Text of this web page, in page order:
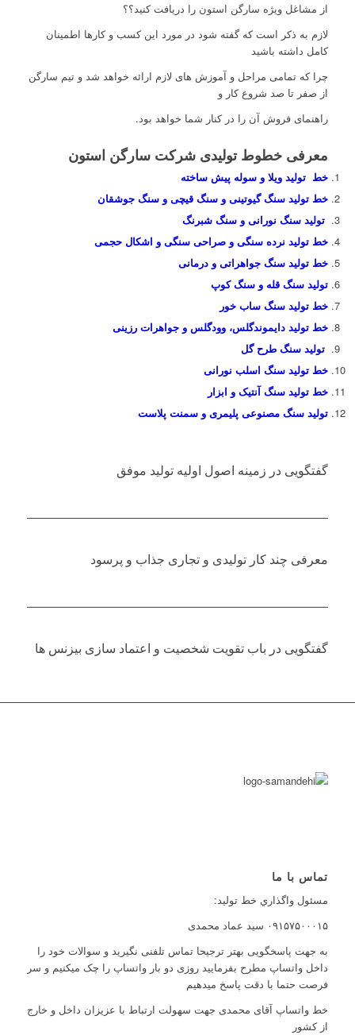
از مشاغل ویژه سارگن استون را دریافت کنید؟؟
لازم به ذکر است که گفته شود در مورد این کسب و کارها اطمینان
کامل داشته باشید
چرا که تمامی مراحل و آموزش های لازم ارائه خواهد شد و تیم سارگن
از صفر تا صد شروع کار و
راهنمای فروش آن را در کنار شما خواهد بود.
معرفی خطوط تولیدی شرکت سارگن استون
خط تولید ویلا و سوله پیش ساخته
خط تولید سنگ گیوتینی و سنگ قیچی و سنگ جوشقان
تولید سنگ نورانی و سنگ شبرنگ
خط تولید نرده سنگی و صراحی سنگی و اشکال حجمی
خط تولید سنگ جواهراتی و درمانی
تولید سنگ قله و سنگ کوپ
خط تولید سنگ ساب خور
خط تولید دایموندگلس، وودگلس و جواهرات رزینی
تولید سنگ طرح گل
خط تولید سنگ اسلب نورانی
خط تولید سنگ آنتیک و ابزار
تولید سنگ مصنوعی پلیمری و سمنت پلاست
گفتگویی در زمینه اصول اولیه تولید موفق
معرفی چند کار تولیدی و تجاری جذاب و پرسود
گفتگویی در باب تقویت شخصیت و اعتماد سازی بیزنس ها
تماس با ما
مسئول واگذاري خط توليد:
۰۹۱۵۷۵۰۰۰۱۵ سید عماد محمدی
به جهت پاسخگویی بهتر ترجیحا تماس تلفنی نگیرید و سوالات خود را
داخل واتساپ مطرح بفرمایید روزی دو بار واتساپ را چک میکنیم و سر
فرصت حتما با دقت پاسخ میدهیم
خط واتساپ آقای محمدی جهت سهولت ارتباط با عزیزان داخل و خارج
از کشور